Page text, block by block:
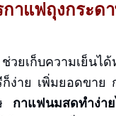
าแฟถุงกระด
เก็บความเย็นได้
ง่าย เพิ่มยอดขาย
กาแฟนมสดทำง่า